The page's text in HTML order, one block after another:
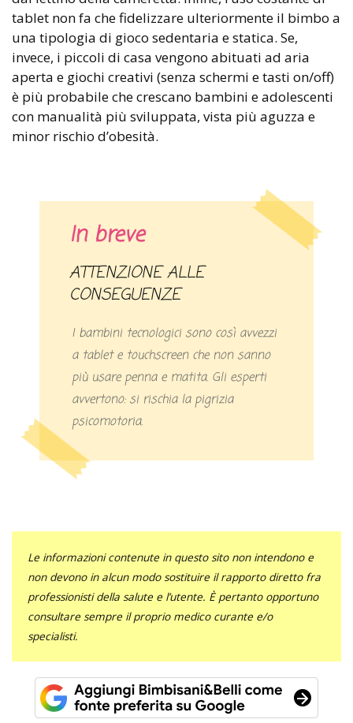
tablet non fa che fidelizzare ulteriormente il bimbo a
una tipologia di gioco sedentaria e statica. Se,
invece, i piccoli di casa vengono abituati ad aria
aperta e giochi creativi (senza schermi e tasti on/off)
è più probabile che crescano bambini e adolescenti
con manualità più sviluppata, vista più aguzza e
minor rischio d’obesità.
In breve
ATTENZIONE ALLE
CONSEGUENZE
I bambini tecnologici sono così avvezzi
a tablet e touchscreen che non sanno
più usare penna e matita. Gli esperti
avvertono: si rischia la pigrizia
psicomotoria.
Le informazioni contenute in questo sito non intendono e
non devono in alcun modo sostituire il rapporto diretto fra
professionisti della salute e l’utente. È pertanto opportuno
consultare sempre il proprio medico curante e/o
specialisti.